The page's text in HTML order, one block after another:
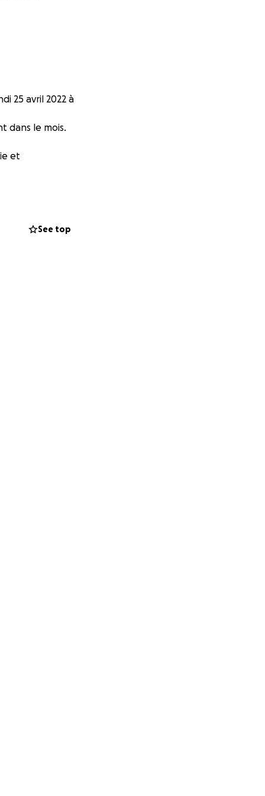
25 avril 2022 à
dans le mois.
et
il est aussi
Chemotherapy.
000€.
glimpse of a
See top